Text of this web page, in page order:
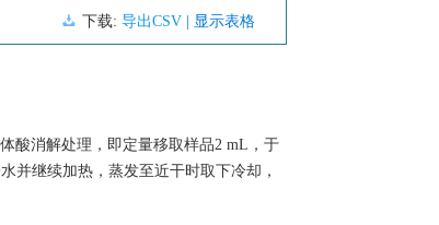
下载: 导出CSV | 显示表格
酸消解处理，即定量移取样品2 mL，于
并继续加热，蒸发至近干时取下冷却，